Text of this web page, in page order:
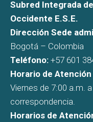
Subred Integrada
Occidente E.S.E.
Dirección Sede
Bogotá – Colombia
Teléfono: +57 601
Horario de
Viernes de 7:00 a.m.
correspondencia.
Horarios de